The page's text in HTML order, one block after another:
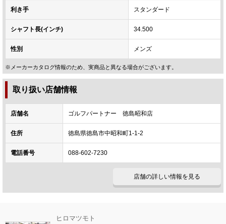
利き手 スタンダード
シャフト長(インチ) 34.500
性別 メンズ
※メーカーカタログ情報のため、実商品と異なる場合がございます。
取り扱い店舗情報
店舗名 ゴルフパートナー 徳島昭和店
住所 徳島県徳島市中昭和町1-1-2
電話番号 088-602-7230
店舗の詳しい情報を見る
ヒロマツモト